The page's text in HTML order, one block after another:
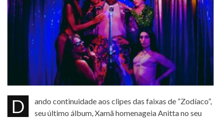
Dando continuidade aos clipes das faixas de “Zodíaco”,
seu último álbum, Xamã homenageia Anitta no seu